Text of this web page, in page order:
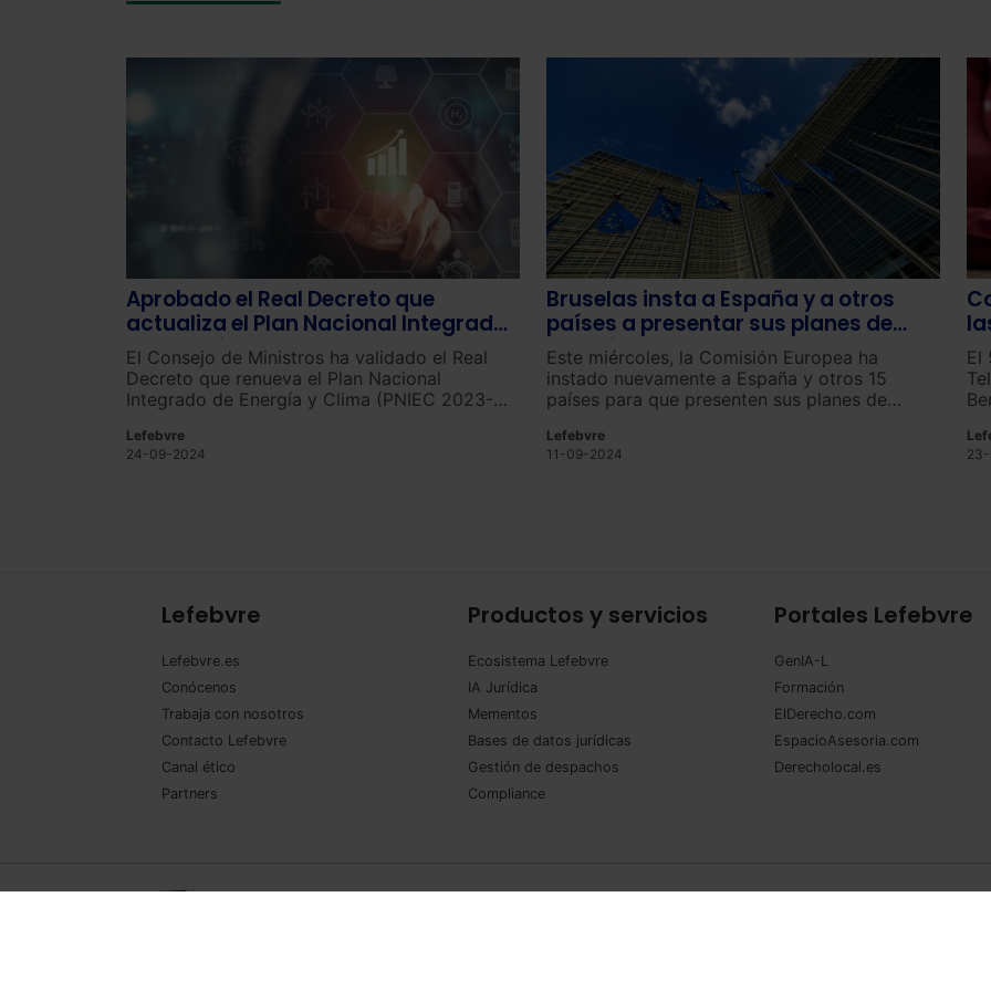
Aprobado el Real Decreto que
actualiza el Plan Nacional Integrado
de Energía y Clima
El Consejo de Ministros ha validado el Real
Decreto que renueva el Plan Nacional
Integrado de Energía y Clima (PNIEC 2023-
Lefebvre
24-09-2024
Bruselas insta a España y a otros
países a presentar sus planes de
energía y clima
Este miércoles, la Comisión Europea ha
instado nuevamente a España y otros 15
países para que presenten sus planes de
Lefebvre
11-09-2024
El
Lefebvre
Lefebvre.es
Conócenos
Trabaja con nosotros
Contacto Lefebvre
Canal ético
Partners
Productos y servicios
Ecosistema Lefebvre
IA Jurídica
Mementos
Bases de datos jurídicas
Gestión de despachos
Compliance
Portales Lefebvre
GenIA-L
Formación
ElDerecho.com
EspacioAsesoria.com
Derecholocal.es